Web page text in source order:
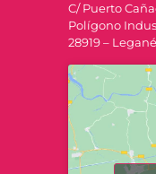
C/ Puerto
Polígono
28919 –